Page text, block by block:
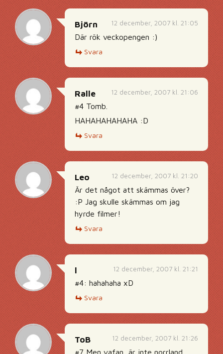
12 december, 2007 kl. 21:05
Björn
Där rök veckopengen :)
Svara
12 december, 2007 kl. 21:06
Ralle
#4 Tomb.
HAHAHAHAHAHA :D
Svara
12 december, 2007 kl. 21:20
Leo
Är det något att skämmas över?
:P Jag skulle skämmas om jag
hyrde filmer!
Svara
12 december, 2007 kl. 21:21
l
#4: hahahaha xD
Svara
12 december, 2007 kl. 21:26
ToB
#7 Men vafan, är inte norrland